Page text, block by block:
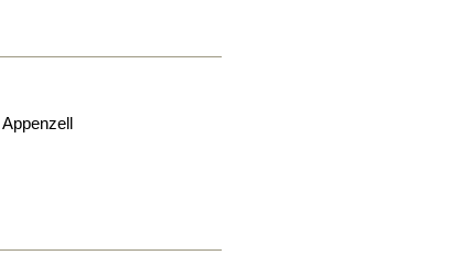
Appenzell